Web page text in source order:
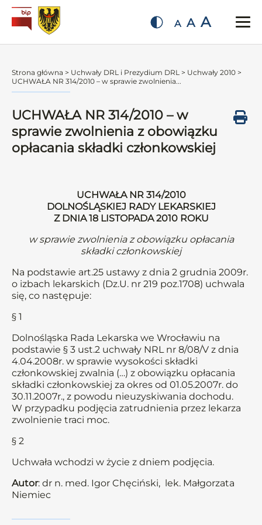
A A A
Strona główna > Uchwały DRL i Prezydium DRL > Uchwały 2010 >
UCHWAŁA NR 314/2010 – w sprawie zwolnienia...
UCHWAŁA NR 314/2010 – w
sprawie zwolnienia z obowiązku
opłacania składki członkowskiej
UCHWAŁA NR 314/2010
DOLNOŚLĄSKIEJ RADY LEKARSKIEJ
Z DNIA 18 LISTOPADA 2010 ROKU
w sprawie zwolnienia z obowiązku opłacania
składki członkowskiej
Na podstawie art.25 ustawy z dnia 2 grudnia 2009r.
o izbach lekarskich (Dz.U. nr 219 poz.1708) uchwala
się, co następuje:
§ 1
Dolnośląska Rada Lekarska we Wrocławiu na
podstawie § 3 ust.2 uchwały NRL nr 8/08/V z dnia
4.04.2008r. w sprawie wysokości składki
członkowskiej zwalnia (…) z obowiązku opłacania
składki członkowskiej za okres od 01.05.2007r. do
30.11.2007r., z powodu nieuzyskiwania dochodu.
W przypadku podjęcia zatrudnienia przez lekarza
zwolnienie traci moc.
§ 2
Uchwała wchodzi w życie z dniem podjęcia.
Autor: dr n. med. Igor Chęciński, lek. Małgorzata
Niemiec